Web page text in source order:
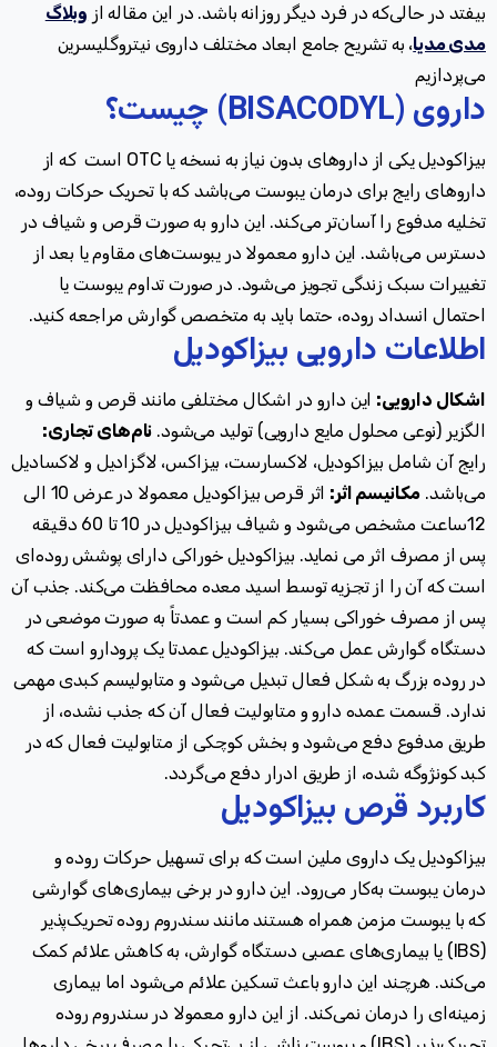
بیفتد در حالی‌که در فرد دیگر روزانه باشد. در این مقاله از وبلاگ
مدی مدیا، به تشریح جامع ابعاد مختلف داروی نیتروگلیسرین
می‌پردازیم
داروی (BISACODYL) چیست؟
بیزاکودیل یکی از داروهای بدون نیاز به نسخه یا OTC
است که از
داروهای رایج برای درمان یبوست می‌باشد که با تحریک حرکات روده،
تخلیه مدفوع را آسان‌تر می‌کند. این دارو به صورت قرص و شیاف در
دسترس می‌باشد. این دارو معمولا در یبوست‌های مقاوم یا بعد از
تغییرات سبک زندگی تجویز می‌شود. در صورت تداوم یبوست یا
احتمال انسداد روده، حتما باید به متخصص گوارش مراجعه کنید.
اطلاعات دارویی بیزاکودیل
اشکال دارویی: این دارو در اشکال مختلفی مانند قرص و شیاف و
الگزیر (نوعی محلول مایع دارویی) تولید می‌شود. نام‌های تجاری:
رایج آن شامل بیزاکودیل، لاکسارست، بیزاکس، لاگزادیل و لاکسادیل
می‌باشد. مکانیسم اثر:
اثر قرص بیزاکودیل معمولا در عرض 10 الی
12ساعت مشخص می‌شود و شیاف بیزاکودیل در 10 تا 60 دقیقه
پس از مصرف اثر می نماید. بیزاکودیل خوراکی دارای پوشش روده‌ای
است که آن را از تجزیه توسط اسید معده محافظت می‌کند. جذب آن
پس از مصرف خوراکی بسیار کم است و عمدتاً به صورت موضعی در
دستگاه گوارش عمل می‌کند. بیزاکودیل عمدتا یک پرودارو است که
در روده بزرگ به شکل فعال تبدیل می‌شود و متابولیسم کبدی مهمی
ندارد. قسمت عمده دارو و متابولیت فعال آن که جذب نشده، از
طریق مدفوع دفع می‌شود و بخش کوچکی از متابولیت فعال که در
کبد کونژوگه شده، از طریق ادرار دفع می‌گردد.
کاربرد قرص بیزاکودیل
بیزاکودیل یک داروی ملین است که برای تسهیل حرکات روده و
درمان یبوست به‌کار می‌رود. این دارو در برخی بیماری‌های گوارشی
که با یبوست مزمن همراه هستند مانند سندروم روده تحریک‌پذیر
(IBS)
یا بیماری‌های عصبی دستگاه گوارش، به کاهش علائم کمک
می‌کند. هرچند این دارو باعث تسکین علائم می‌شود اما بیماری
زمینه‌ای را درمان نمی‌کند. از این دارو معمولا در سندروم روده